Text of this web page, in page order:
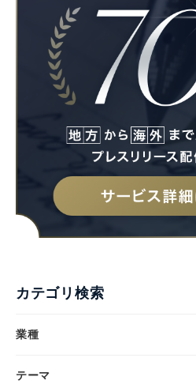
カテゴリ検索
業種
テーマ